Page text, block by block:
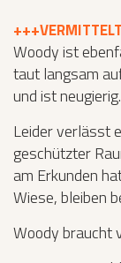
Woody ist
taut langsam
und ist neugierig.
Leider verlässt
geschützter
am Erkunden
Wiese, bleiben
Woody braucht